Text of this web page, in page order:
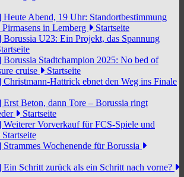
Heute Abend, 19 Uhr: Standortbestimmung
in Lemberg
Startseite
Borussia U23: Ein Projekt, das Spannung
Borussia Stadtchampion 2025: No bed of
cruise
Startseite
Christmann-Hattrick ebnet den Weg ins Finale
Erst Beton, dann Tore – Borussia ringt
Startseite
Weiterer Vorverkauf für FCS-Spiele und
Startseite
Strammes Wochenende für Borussia
Ein Schritt zurück als ein Schritt nach vorne?